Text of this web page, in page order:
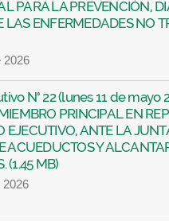
PARA LA PREVENCIÓN,
LAS ENFERMEDADES NO
2026
N° 22 (lunes 11 de mayo
PRINCIPAL EN
EJECUTIVO, ANTE LA
ACUEDUCTOS Y
(1.45 MB)
2026